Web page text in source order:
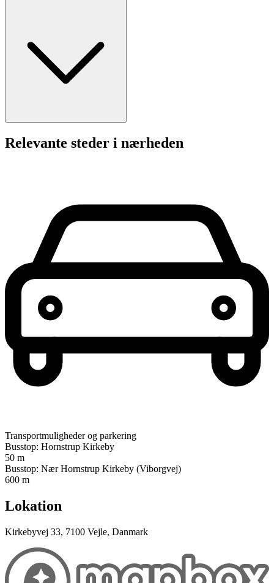
Relevante steder i nærheden
Transportmuligheder og parkering
Busstop: Hornstrup Kirkeby
50 m
Busstop: Nær Hornstrup Kirkeby (Viborgvej)
600 m
Lokation
Kirkebyvej 33, 7100 Vejle, Danmark